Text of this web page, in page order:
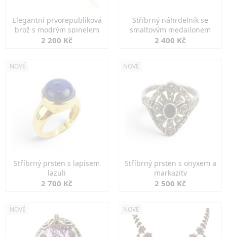
Elegantní prvorepubliková
brož s modrým spinelem
2 200 Kč
Stříbrný náhrdelník se
smaltovým medailonem
2 400 Kč
NOVÉ
Stříbrný prsten s lapisem
lazuli
2 700 Kč
NOVÉ
Stříbrný prsten s onyxem a
markazity
2 500 Kč
NOVÉ NOVÉ